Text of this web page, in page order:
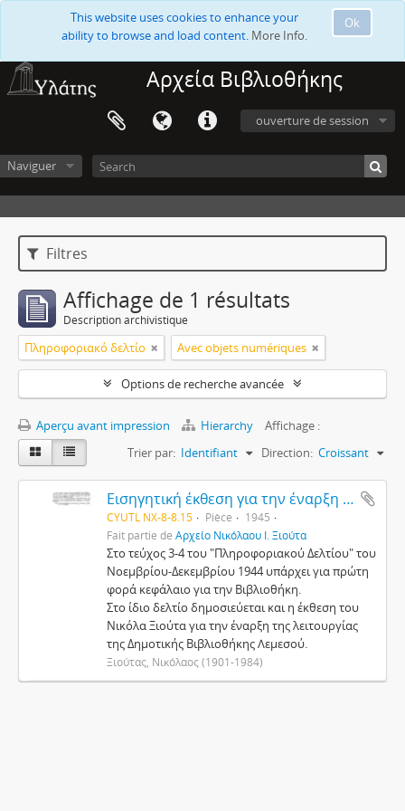
Ok
This website uses cookies to enhance your
ability to browse and load content. More Info.
Αρχεία Βιβλιοθήκης
ouverture de session
Naviguer
Filtres
Affichage de 1 résultats
Description archivistique
Πληροφοριακό δελτίο Avec objets numériques
Options de recherche avancée
Aperçu avant impression Hierarchy
Affichage :
Trier par: Identifiant Direction: Croissant
Εισηγητική έκθεση για την έναρξη της λειτουργίας της Δημοτικής Βιβλιοθήκης στη Λεμεσό
CYUTL NX-8-8.15 Pièce
1945
Fait partie de Αρχείο Νικόλαου Ι. Ξιούτα
Στο τεύχος 3-4 του "Πληροφοριακού Δελτίου" του
Νοεμβρίου-Δεκεμβρίου 1944 υπάρχει για πρώτη
φορά κεφάλαιο για την Βιβλιοθήκη.
Στο ίδιο δελτίο δημοσιεύεται και η έκθεση του
Νικόλα Ξιούτα για την έναρξη της λειτουργίας
της Δημοτικής Βιβλιοθήκης Λεμεσού.
Ξιούτας, Νικόλαος (1901-1984)